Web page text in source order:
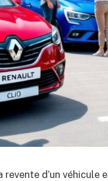
revente d’un véhicule